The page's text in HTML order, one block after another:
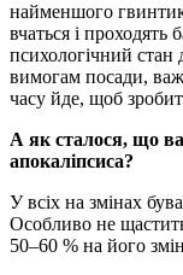
найменшого
вчаться і проходять
психологічний стан
вимогам посади,
часу йде, щоб
А як сталося, що
апокаліпсиса?
У всіх на змінах
Особливо не
50–60 % на його